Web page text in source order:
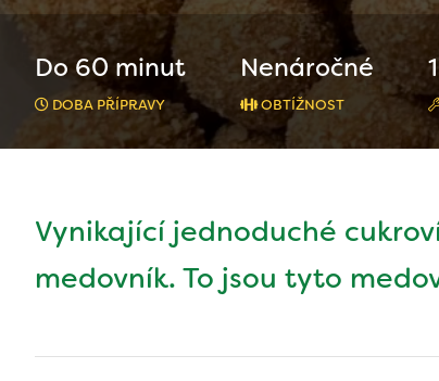
Do 60 minut
DOBA PŘÍPRAVY
Nenáročné
OBTÍŽNOST
1
Vynikající jednoduché
medovník. To jsou tyto